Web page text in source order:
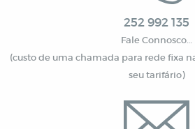
252 992 135
Fale Connosco…
(custo de uma chamada para rede fixa
seu tarifário)